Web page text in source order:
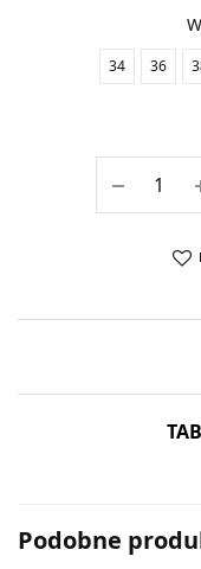
34 36
Podobne